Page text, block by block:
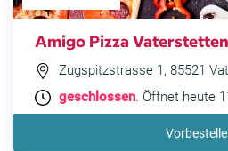
Amigo Pizza Vaterstetten
Zugspitzstrasse 1, 85521
geschlossen. Öffnet heute